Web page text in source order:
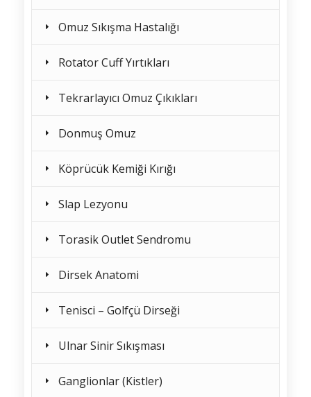
Omuz Sıkışma Hastalığı
Rotator Cuff Yırtıkları
Tekrarlayıcı Omuz Çıkıkları
Donmuş Omuz
Köprücük Kemiği Kırığı
Slap Lezyonu
Torasik Outlet Sendromu
Dirsek Anatomi
Tenisci – Golfçü Dirseği
Ulnar Sinir Sıkışması
Ganglionlar (Kistler)